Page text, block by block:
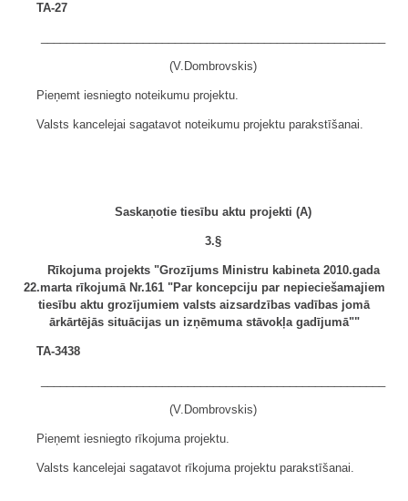
TA-27
(V.Dombrovskis)
Pieņemt iesniegto noteikumu projektu.
Valsts kancelejai sagatavot noteikumu projektu parakstīšanai.
Saskaņotie tiesību aktu projekti (A)
3.§
Rīkojuma projekts "Grozījums Ministru kabineta 2010.gada
22.marta rīkojumā Nr.161 "Par koncepciju par nepieciešamajiem
tiesību aktu grozījumiem valsts aizsardzības vadības jomā
ārkārtējās situācijas un izņēmuma stāvokļa gadījumā""
TA-3438
(V.Dombrovskis)
Pieņemt iesniegto rīkojuma projektu.
Valsts kancelejai sagatavot rīkojuma projektu parakstīšanai.